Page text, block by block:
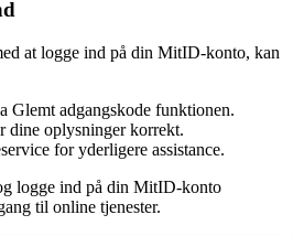
at logge ind på din MitID-konto, kan
Glemt adgangskode funktionen.
dine oplysninger korrekt.
for yderligere assistance.
logge ind på din MitID-konto
til online tjenester.